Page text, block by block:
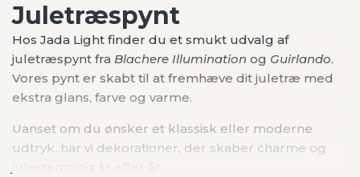
Juletræspynt
Hos Jada Light finder du et smukt udvalg af
juletræspynt fra Blachere Illumination og Guirlando.
Vores pynt er skabt til at fremhæve dit juletræ med
ekstra glans, farve og varme.
Uanset om du ønsker et klassisk eller moderne
udtryk, har vi dekorationer, der skaber charme og